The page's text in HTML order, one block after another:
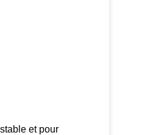
et pour